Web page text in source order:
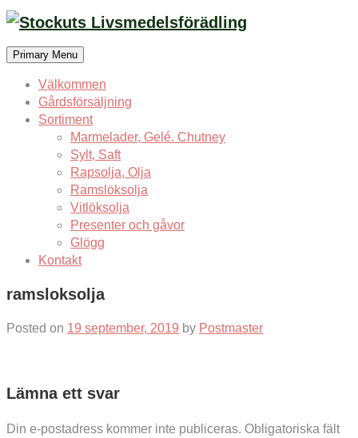
Skip
content
Primary Menu
Välkommen
Gårdsförsäljning
Sortiment
Marmelader, Gelé. Chutney
Sylt, Saft
Rapsolja, Olja
Ramslöksolja
Vitlöksolja
Presenter och gåvor
Glögg
Kontakt
ramsloksolja
Posted on 19 september, 2019 by Postmaster
Lämna ett svar
Din e-postadress kommer inte publiceras. Obligatoriska fält